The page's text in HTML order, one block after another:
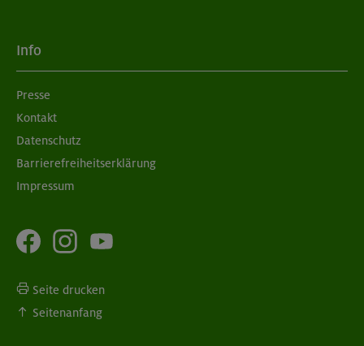
Info
Presse
Kontakt
Datenschutz
Barrierefreiheitserklärung
Impressum
Seite drucken
Seitenanfang